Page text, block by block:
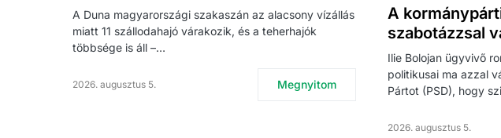
A Duna magyarországi szakaszán az alacsony vízállás
miatt 11 szállodahajó várakozik, és a teherhajók
többsége is áll –…
2026. augusztus 5. Megnyitom
A
szabotázzsal
Ilie Bolojan ügyvivő
politikusai ma azzal
Pártot (PSD), hogy
2026. augusztus 5.